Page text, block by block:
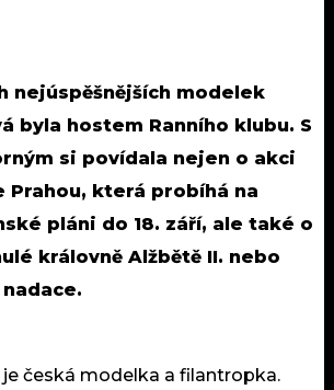
nejúspěšnějších modelek
byla hostem Ranního klubu. S
si povídala nejen o akci
Prahou, která probíhá na
pláni do 18. září, ale také o
královně Alžbětě II. nebo
je česká modelka a filantropka.